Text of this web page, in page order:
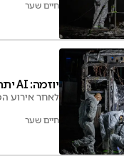
חיים שער
יוזמה: AI יתריע על מטעני חבלה באוטובוסים
לאחר אירוע
חיים שער